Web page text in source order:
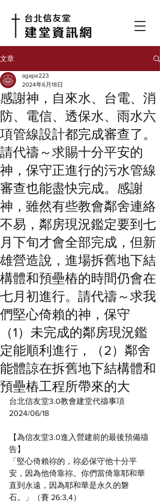
文章
感謝神，自來水、台電、消
防、電信、透保水、雨水六
項管線設計都完成審查了。
請代禱～求賜十分平安的
神，保守正進行的污水管線
審查也能盡快完成。感謝
神，雖然有些教會鄰舍連絡
不易，鄰房現況鑑定要到七
月下旬才會全部完成，但新
雄營造說，進場拆舊地下結
構體和預壘樁的時間仍會在
七月初進行。請代禱～求我
們堅心倚賴的神，保守
（1）未完成的鄰房現況鑑
定能順利進行，（2）鄰舍
能體諒在拆舊地下結構體和
預壘樁工程所帶來的大
agape223
2024年6月18日
台北信友堂3.0教會建堂代禱事項
2024/06/18
【為信友堂3.0進入營建前的最後預備禱
告】
「堅心倚賴祢的，祢必保守他十分平
安，因為他倚靠祢。你們當倚靠耶和華
直到永遠，因為耶和華是永久的磐
石。」（賽 26:3,4）